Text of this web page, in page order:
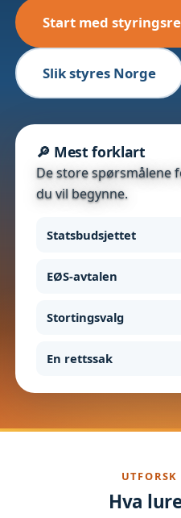
Start med
Slik styres Norge
🔎 Mest forklart
De store spørsmålene
du vil begynne.
Statsbudsjettet
EØS-avtalen
Stortingsvalg
En rettssak
Hva